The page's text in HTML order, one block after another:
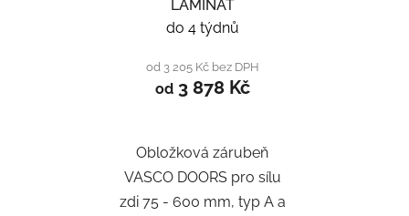
LAMINÁT
do 4 týdnů
od 3 205 Kč bez DPH
od3 878 Kč
Obložková zárubeň
VASCO DOORS pro sílu
zdi 75 - 600 mm, typ A a